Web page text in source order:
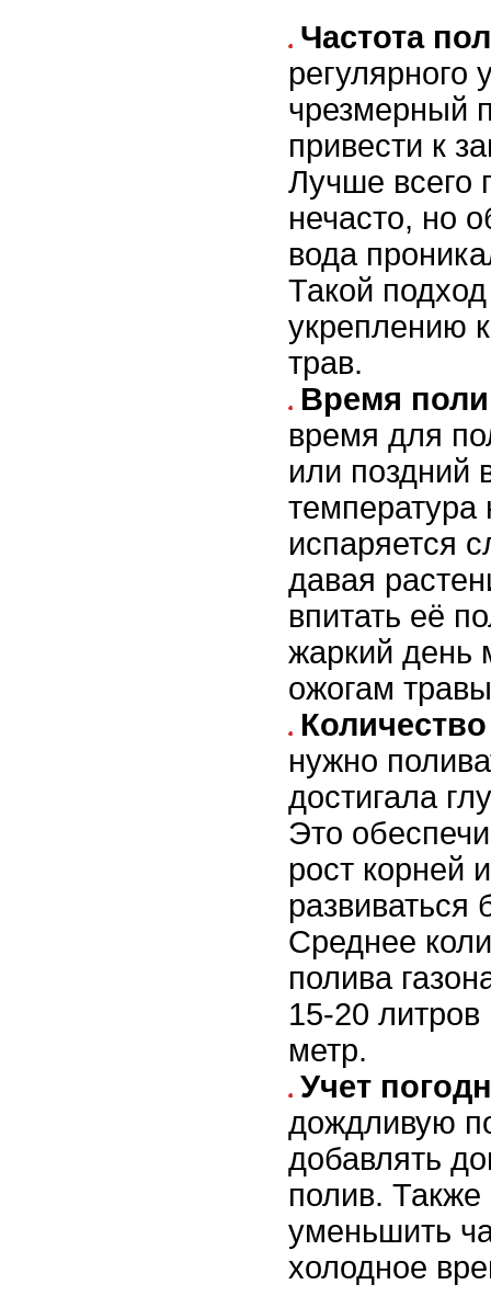
Частота
регулярного
чрезмерный
привести к
Лучше всего
нечасто, но
вода
Такой
укреплению
трав.
Время
время для
или поздний
температура
испаряется
давая
впитать её
жаркий день
ожогам
нужно
достигала
Это
рост корней
развиваться
Среднее
полива
15-20
метр.
Учет
дождливую
добавлять
полив. Также
уменьшить
холодное